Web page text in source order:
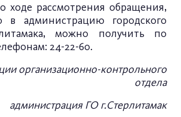
рассмотрения обращения,
в администрацию городского
можно получить по
24-22-60.
организационно-контрольного
отдела
администрация ГО г.Стерлитамак